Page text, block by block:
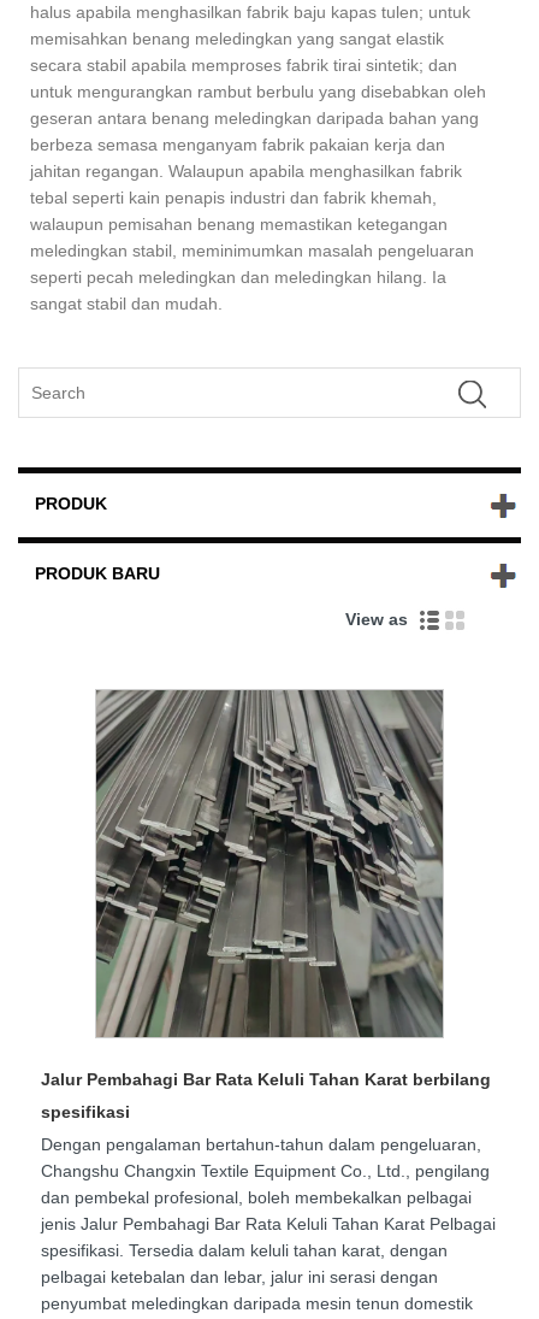
halus apabila menghasilkan fabrik baju kapas tulen; untuk
memisahkan benang meledingkan yang sangat elastik
secara stabil apabila memproses fabrik tirai sintetik; dan
untuk mengurangkan rambut berbulu yang disebabkan oleh
geseran antara benang meledingkan daripada bahan yang
berbeza semasa menganyam fabrik pakaian kerja dan
jahitan regangan. Walaupun apabila menghasilkan fabrik
tebal seperti kain penapis industri dan fabrik khemah,
walaupun pemisahan benang memastikan ketegangan
meledingkan stabil, meminimumkan masalah pengeluaran
seperti pecah meledingkan dan meledingkan hilang. Ia
sangat stabil dan mudah.
PRODUK
PRODUK BARU
View as
Jalur Pembahagi Bar Rata Keluli Tahan Karat berbilang
spesifikasi
Dengan pengalaman bertahun-tahun dalam pengeluaran,
Changshu Changxin Textile Equipment Co., Ltd., pengilang
dan pembekal profesional, boleh membekalkan pelbagai
jenis Jalur Pembahagi Bar Rata Keluli Tahan Karat Pelbagai
spesifikasi. Tersedia dalam keluli tahan karat, dengan
pelbagai ketebalan dan lebar, jalur ini serasi dengan
penyumbat meledingkan daripada mesin tenun domestik